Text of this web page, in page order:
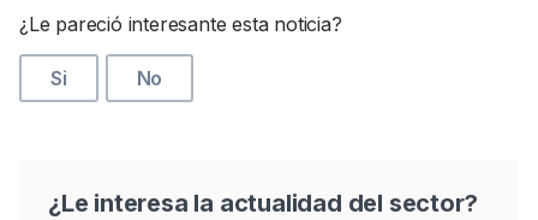
¿Le pareció interesante esta noticia?
Si No
¿Le interesa la actualidad del sector?